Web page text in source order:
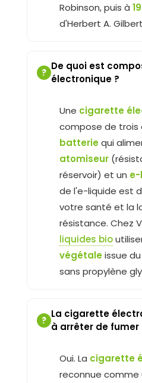
Robinson, puis à
d'Herbert A.
?
De quoi est
électronique ?
Une cigarette
compose de trois
batteriequi
atomiseur
réservoir) et un
de l'e-liquide est
votre santé et la
résistance. Chez
liquides bio
végétaleissue
sans propylène
?
La cigarette
à arrêter de fumer
Oui. La cigarette
reconnue